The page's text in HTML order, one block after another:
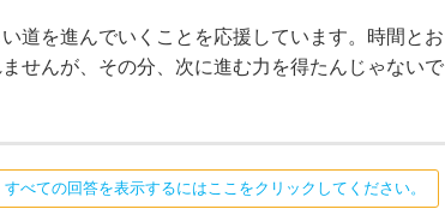
道を進んでいくことを応援しています。時間とお
せんが、その分、次に進む力を得たんじゃないで
べての回答を表示するにはここをクリックしてください。